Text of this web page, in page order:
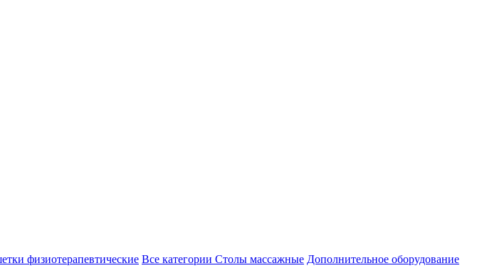
физиотерапевтические Все категории Столы массажные Дополнительное оборудование